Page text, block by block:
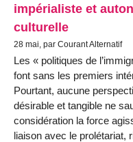
impérialiste et
culturelle
28 mai, par Courant Alternatif
Les « politiques de
font sans les premiers
Pourtant, aucune
désirable et tangible ne
considération la force
liaison avec le prolétariat,